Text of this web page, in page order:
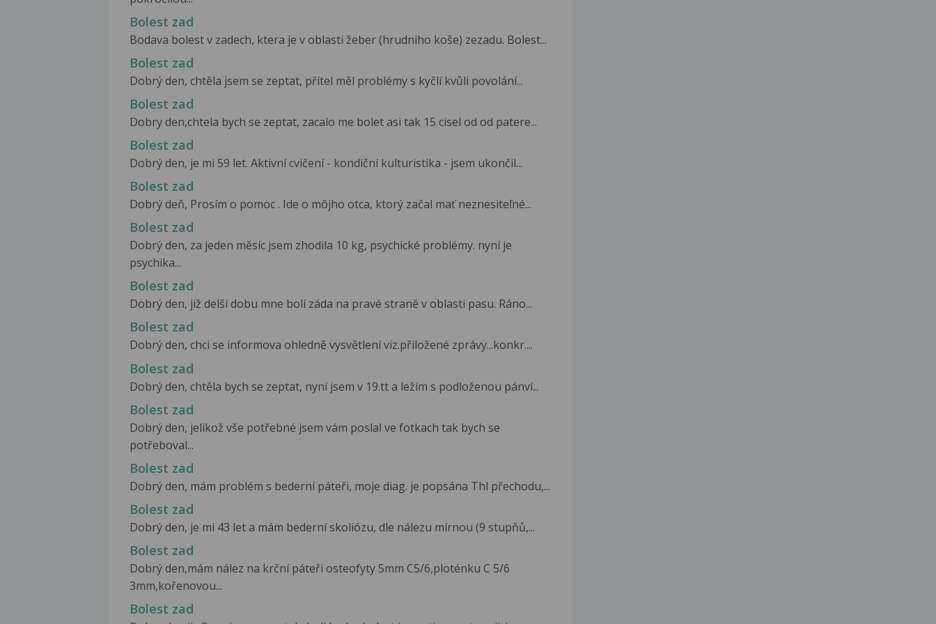
Bolest zad
Bodava bolest v zadech, ktera je v oblasti žeber (hrudniho koše) zezadu. Bolest...
Bolest zad
Dobrý den, chtěla jsem se zeptat, přítel měl problémy s kyčlí kvůli povolání...
Bolest zad
Dobry den,chtela bych se zeptat, zacalo me bolet asi tak 15 cisel od od patere...
Bolest zad
Dobrý den, je mi 59 let. Aktivní cvičení - kondiční kulturistika - jsem ukončil...
Bolest zad
Dobrý deň, Prosím o pomoc . Ide o môjho otca, ktorý začal mať neznesiteľné...
Bolest zad
Dobrý den, za jeden měsíc jsem zhodila 10 kg, psychické problémy. nyní je
psychika...
Bolest zad
Dobrý den, již delší dobu mne bolí záda na pravé straně v oblasti pasu. Ráno...
Bolest zad
Dobrý den, chci se informova ohledně vysvětlení viz.přiložené zprávy...konkr....
Bolest zad
Dobrý den, chtěla bych se zeptat, nyní jsem v 19.tt a ležím s podloženou pánví...
Bolest zad
Dobrý den, jelikož vše potřebné jsem vám poslal ve fotkach tak bych se
potřeboval...
Bolest zad
Dobrý den, mám problém s bederní páteři, moje diag. je popsána Thl přechodu,...
Bolest zad
Dobrý den, je mi 43 let a mám bederní skoliózu, dle nálezu mírnou (9 stupňů,...
Bolest zad
Dobrý den,mám nález na krční páteři osteofyty 5mm C5/6,ploténku C 5/6
3mm,kořenovou...
Bolest zad